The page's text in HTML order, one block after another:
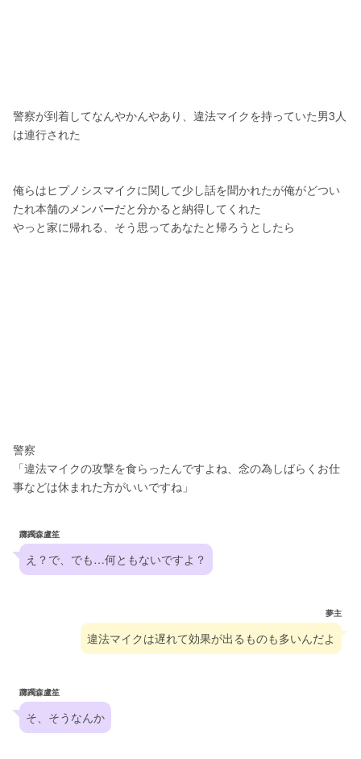
警察が到着してなんやかんやあり、違法マイクを持っていた男3人
は連行された
俺らはヒプノシスマイクに関して少し話を聞かれたが俺がどつい
たれ本舗のメンバーだと分かると納得してくれた
やっと家に帰れる、そう思ってあなたと帰ろうとしたら
警察
「違法マイクの攻撃を食らったんですよね、念の為しばらくお仕
事などは休まれた方がいいですね」
躑躅森盧笙
え？で、でも…何ともないですよ？
夢主
違法マイクは遅れて効果が出るものも多いんだよ
躑躅森盧笙
そ、そうなんか